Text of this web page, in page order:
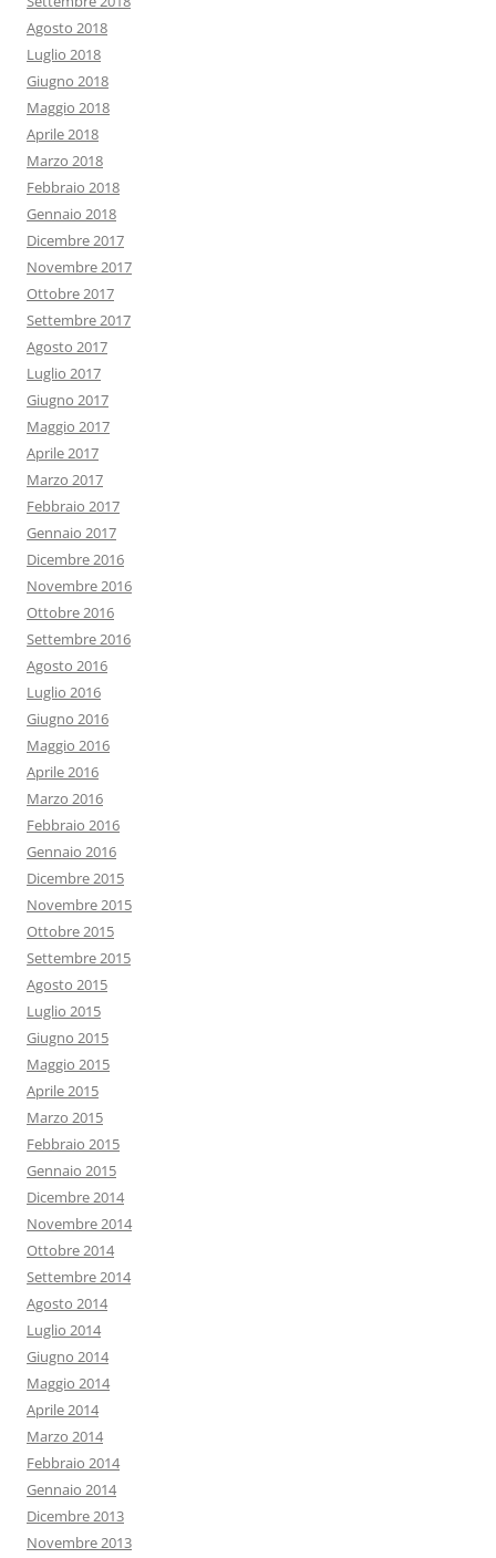
Agosto 2018
Luglio 2018
Giugno 2018
Maggio 2018
Aprile 2018
Marzo 2018
Febbraio 2018
Gennaio 2018
Dicembre 2017
Novembre 2017
Ottobre 2017
Settembre 2017
Agosto 2017
Luglio 2017
Giugno 2017
Maggio 2017
Aprile 2017
Marzo 2017
Febbraio 2017
Gennaio 2017
Dicembre 2016
Novembre 2016
Ottobre 2016
Settembre 2016
Agosto 2016
Luglio 2016
Giugno 2016
Maggio 2016
Aprile 2016
Marzo 2016
Febbraio 2016
Gennaio 2016
Dicembre 2015
Novembre 2015
Ottobre 2015
Settembre 2015
Agosto 2015
Luglio 2015
Giugno 2015
Maggio 2015
Aprile 2015
Marzo 2015
Febbraio 2015
Gennaio 2015
Dicembre 2014
Novembre 2014
Ottobre 2014
Settembre 2014
Agosto 2014
Luglio 2014
Giugno 2014
Maggio 2014
Aprile 2014
Marzo 2014
Febbraio 2014
Gennaio 2014
Dicembre 2013
Novembre 2013